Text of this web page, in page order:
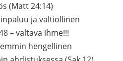
(Matt 24:14)
ja valtiollinen
– valtava ihme!!!
hengellinen